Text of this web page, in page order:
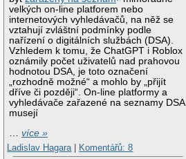
velkých on-line platforem nebo
internetových vyhledávačů, na něž se
vztahují zvláštní podmínky podle
nařízení o digitálních službách (DSA).
Vzhledem k tomu, že ChatGPT i Roblox
oznámily počet uživatelů nad prahovou
hodnotou DSA, je toto označení
„rozhodně možné“ a mohlo by „přijít
dříve či později“. On-line platformy a
vyhledávače zařazené na seznamy DSA
musejí
…více »
Ladislav Hagara| Komentářů: 8